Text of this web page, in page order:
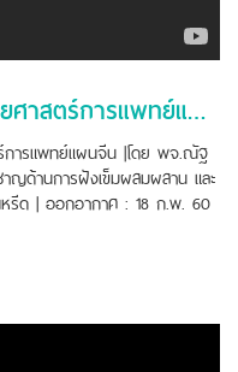
บอกลาไขมันให้ฟิตและเฟิร์มด้วยศาสตร์การแพทย์แผนจีน
ร์การแพทย์แผนจีน |โดย พจ.ณัฐ
ด้านการฝังเข็มผสมผสาน และ
รีด | ออกอากาศ : 18 ก.พ. 60